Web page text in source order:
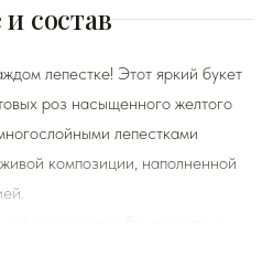
состав
лепестке! Этот яркий букет
роз насыщенного желтого
лепестками
композиции, наполненной
станет идеальным подарком на